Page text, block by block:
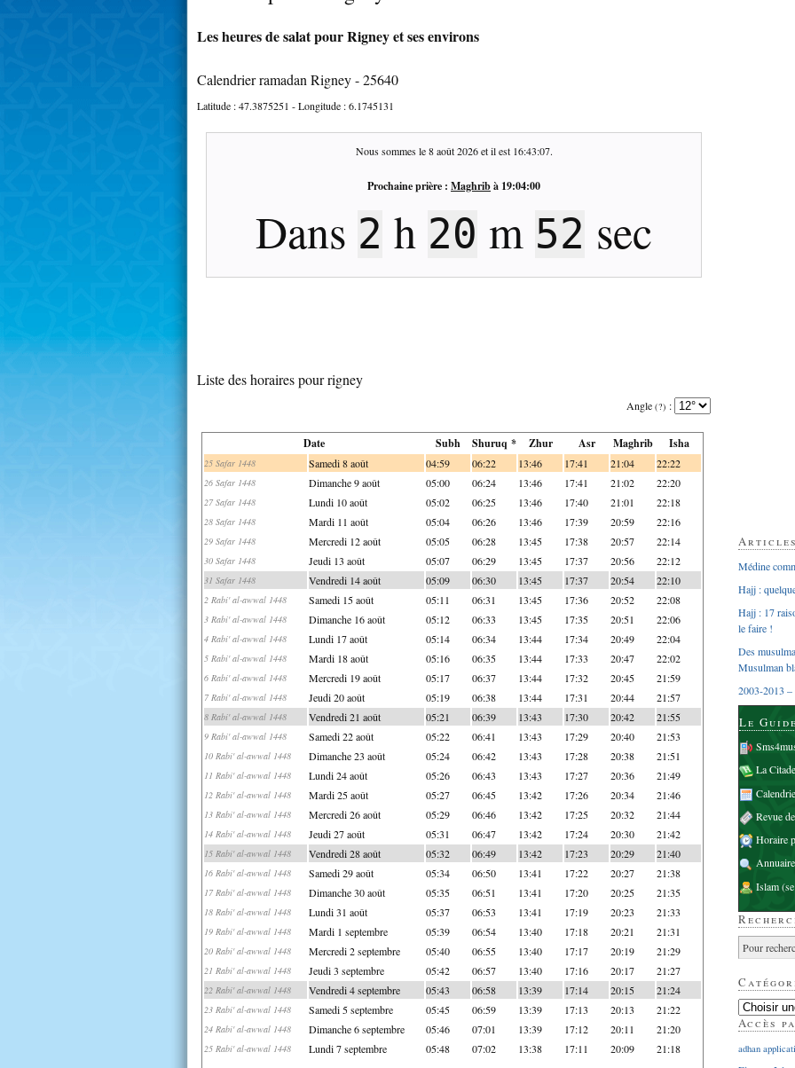
Les heures de salat pour Rigney et ses environs
Calendrier ramadan Rigney - 25640
Latitude :47.3875251 - Longitude :6.1745131
Nous sommes le8 août 2026et il est 16:43:08.
Prochaine prière : Maghribà 19:04:00
Dans 2 h 20 m 51 sec
Liste des horaires pour rigney
Angle (?) :
Date Subh Shuruq * Zhur Asr Maghrib Isha
25 Safar 1448 Samedi 8 août 04:59 06:22 13:46 17:41 21:04 22:22
26 Safar 1448 Dimanche 9 août 05:00 06:24 13:46 17:41 21:02 22:20
27 Safar 1448 Lundi 10 août 05:02 06:25 13:46 17:40 21:01 22:18
28 Safar 1448 Mardi 11 août 05:04 06:26 13:46 17:39 20:59 22:16
29 Safar 1448 Mercredi 12 août 05:05 06:28 13:45 17:38 20:57 22:14
30 Safar 1448 Jeudi 13 août 05:07 06:29 13:45 17:37 20:56 22:12
31 Safar 1448 Vendredi 14 août 05:09 06:30 13:45 17:37 20:54 22:10
2 Rabi' al-awwal 1448 Samedi 15 août 05:11 06:31 13:45 17:36 20:52 22:08
3 Rabi' al-awwal 1448 Dimanche 16 août 05:12 06:33 13:45 17:35 20:51 22:06
4 Rabi' al-awwal 1448 Lundi 17 août 05:14 06:34 13:44 17:34 20:49 22:04
5 Rabi' al-awwal 1448 Mardi 18 août 05:16 06:35 13:44 17:33 20:47 22:02
6 Rabi' al-awwal 1448 Mercredi 19 août 05:17 06:37 13:44 17:32 20:45 21:59
7 Rabi' al-awwal 1448 Jeudi 20 août 05:19 06:38 13:44 17:31 20:44 21:57
8 Rabi' al-awwal 1448 Vendredi 21 août 05:21 06:39 13:43 17:30 20:42 21:55
9 Rabi' al-awwal 1448 Samedi 22 août 05:22 06:41 13:43 17:29 20:40 21:53
10 Rabi' al-awwal 1448 Dimanche 23 août 05:24 06:42 13:43 17:28 20:38 21:51
11 Rabi' al-awwal 1448 Lundi 24 août 05:26 06:43 13:43 17:27 20:36 21:49
12 Rabi' al-awwal 1448 Mardi 25 août 05:27 06:45 13:42 17:26 20:34 21:46
13 Rabi' al-awwal 1448 Mercredi 26 août 05:29 06:46 13:42 17:25 20:32 21:44
14 Rabi' al-awwal 1448 Jeudi 27 août 05:31 06:47 13:42 17:24 20:30 21:42
15 Rabi' al-awwal 1448 Vendredi 28 août 05:32 06:49 13:42 17:23 20:29 21:40
16 Rabi' al-awwal 1448 Samedi 29 août 05:34 06:50 13:41 17:22 20:27 21:38
17 Rabi' al-awwal 1448 Dimanche 30 août 05:35 06:51 13:41 17:20 20:25 21:35
18 Rabi' al-awwal 1448 Lundi 31 août 05:37 06:53 13:41 17:19 20:23 21:33
19 Rabi' al-awwal 1448 Mardi 1 septembre 05:39 06:54 13:40 17:18 20:21 21:31
20 Rabi' al-awwal 1448 Mercredi 2 septembre 05:40 06:55 13:40 17:17 20:19 21:29
21 Rabi' al-awwal 1448 Jeudi 3 septembre 05:42 06:57 13:40 17:16 20:17 21:27
22 Rabi' al-awwal 1448 Vendredi 4 septembre 05:43 06:58 13:39 17:14 20:15 21:24
23 Rabi' al-awwal 1448 Samedi 5 septembre 05:45 06:59 13:39 17:13 20:13 21:22
24 Rabi' al-awwal 1448 Dimanche 6 septembre 05:46 07:01 13:39 17:12 20:11 21:20
25 Rabi' al-awwal 1448 Lundi 7 septembre 05:48 07:02 13:38 17:11 20:09 21:18
Médine
Hajj :
Hajj : 17
le faire !
Des
Musulman
2003-2013 –
Le
La
Revue
Horaire
Islam
Accès
adhan